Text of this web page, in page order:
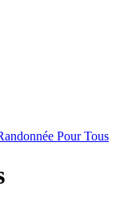
Pour Tous